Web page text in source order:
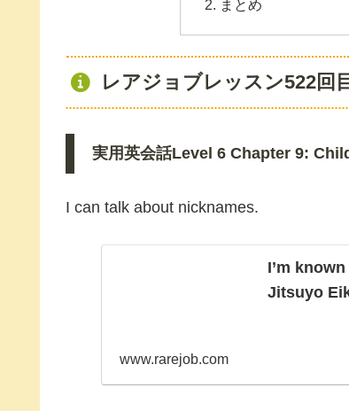
まとめ
レアジョブレッスン522回目
実用英会話Level 6 Chapter 9:
I can talk about nicknames.
I’m
Jitsuyo
www.rarejob.com